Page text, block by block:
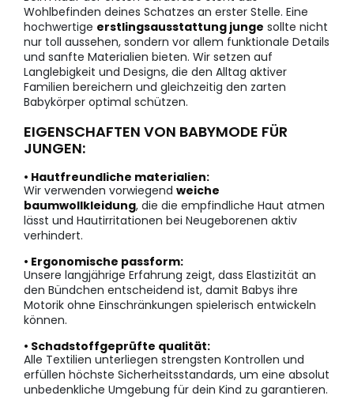
Wohlbefinden deines Schatzes an erster Stelle. Eine
hochwertige erstlingsausstattung junge sollte nicht
nur toll aussehen, sondern vor allem funktionale Details
und sanfte Materialien bieten. Wir setzen auf
Langlebigkeit und Designs, die den Alltag aktiver
Familien bereichern und gleichzeitig den zarten
Babykörper optimal schützen.
EIGENSCHAFTEN VON BABYMODE FÜR
JUNGEN:
• Hautfreundliche materialien:
Wir verwenden vorwiegend weiche
baumwollkleidung, die die empfindliche Haut atmen
lässt und Hautirritationen bei Neugeborenen aktiv
verhindert.
• Ergonomische passform:
Unsere langjährige Erfahrung zeigt, dass Elastizität an
den Bündchen entscheidend ist, damit Babys ihre
Motorik ohne Einschränkungen spielerisch entwickeln
können.
• Schadstoffgeprüfte qualität:
Alle Textilien unterliegen strengsten Kontrollen und
erfüllen höchste Sicherheitsstandards, um eine absolut
unbedenkliche Umgebung für dein Kind zu garantieren.